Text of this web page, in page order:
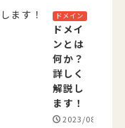
ドメイン
ドメイ
ンとは
何か？
詳しく
解説し
ます！
2023/08/17